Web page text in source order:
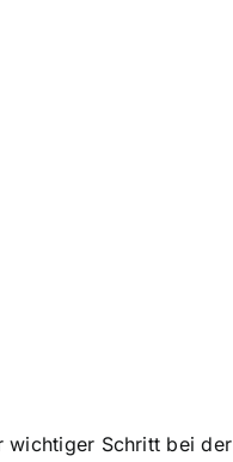
wichtiger Schritt bei der